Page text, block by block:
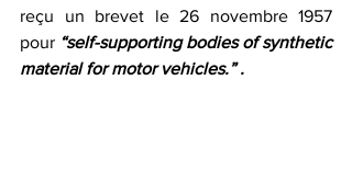
reçu un brevet le 26 novembre 1957
pour “self-supporting bodies of synthetic
material for motor vehicles.” .